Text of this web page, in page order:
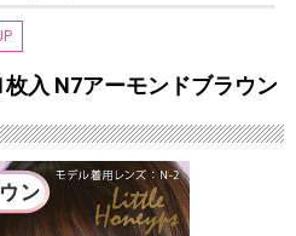
入 N7アーモンドブラウン